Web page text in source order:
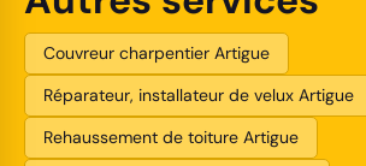
Couvreur charpentier Artigue
Réparateur, installateur de velux Artigue
Rehaussement de toiture Artigue